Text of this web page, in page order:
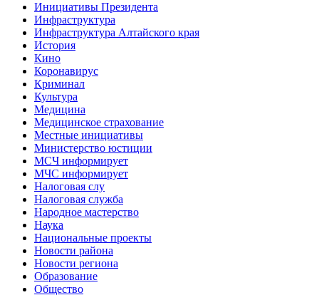
Инициативы Президента
Инфраструктура
Инфраструктура Алтайского края
История
Кино
Коронавирус
Криминал
Культура
Медицина
Медицинское страхование
Местные инициативы
Министерство юстиции
МСЧ информирует
МЧС информирует
Налоговая слу
Налоговая служба
Народное мастерство
Наука
Национальные проекты
Новости района
Новости региона
Образование
Общество